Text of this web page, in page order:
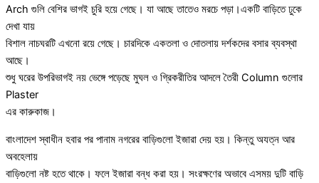
Arch গুলি বেশির ভাগই চুরি হয়ে গেছে। যা আছে তাতেও মরচে পড়া।একটি বাড়িতে ঢুকে
দেখা যায়
বিশাল নাচঘরটি এখনো রয়ে গেছে। চারদিকে একতলা ও দোতলায় দর্শকদের বসার ব্যবস্থা
আছে।
শুধু ঘরের উপরিভাগই নয় ভেঙ্গে পড়েছে মুঘল ও গ্রিকরীতির আদলে তৈরী Column গুলোর
Plaster
এর কারুকাজ।
বাংলাদেশ স্বাধীন হবার পর পানাম নগরের বাড়িগুলো ইজারা দেয় হয়। কিন্তু অযত্ন আর
অবহেলায়
বাড়িগুলো নষ্ট হতে থাকে। ফলে ইজারা বন্ধ করা হয়। সংরক্ষণের অভাবে এসময় দুটি বাড়ি